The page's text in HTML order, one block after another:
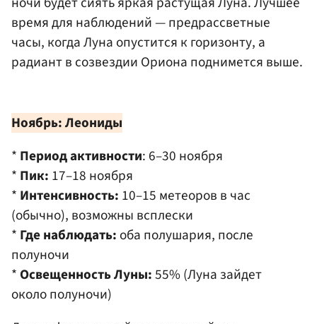
время для наблюдений — предрассветные
часы, когда Луна опустится к горизонту, а
радиант в созвездии Ориона поднимется выше.
Ноябрь: Леониды
* Период активности: 6–30 ноября
* Пик: 17–18 ноября
* Интенсивность: 10–15 метеоров в час
(обычно), возможны всплески
* Где наблюдать: оба полушария, после
полуночи
* Освещенность Луны:55% (Луна зайдет
около полуночи)